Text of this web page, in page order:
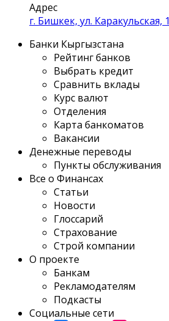
Адрес
г. Бишкек, ул. Каракульская, 1
Банки Кыргызстана
Рейтинг банков
Выбрать кредит
Сравнить вклады
Курс валют
Отделения
Карта банкоматов
Вакансии
Денежные переводы
Пункты обслуживания
Все о Финансах
Статьи
Новости
Глоссарий
Страхование
Строй компании
О проекте
Банкам
Рекламодателям
Подкасты
Социальные сети